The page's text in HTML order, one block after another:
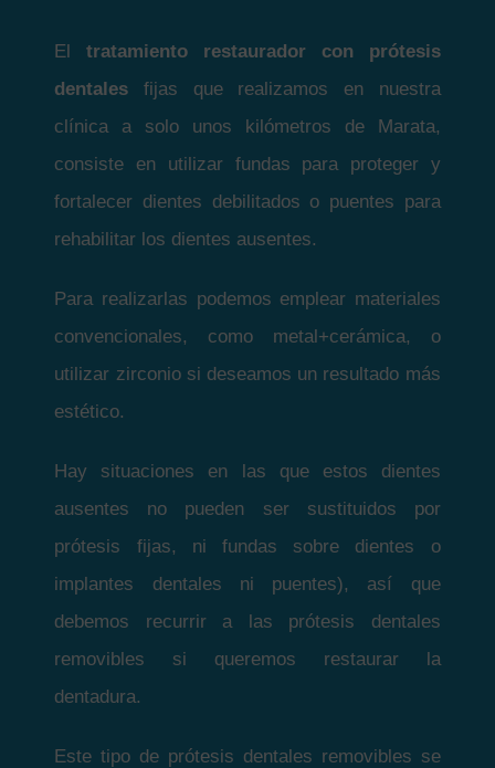
Eltratamiento restaurador con prótesis
dentales fijas que realizamos en nuestra
clínica a solo unos kilómetros de Marata,
consiste en utilizar fundas para proteger y
fortalecer dientes debilitados o puentes para
rehabilitar los dientes ausentes.
Para realizarlas podemos emplear materiales
convencionales, como metal+cerámica, o
utilizar zirconio si deseamos un resultado más
estético.
Hay situaciones en las que estos dientes
ausentes no pueden ser sustituidos por
prótesis fijas, ni fundas sobre dientes o
implantes dentales ni puentes), así que
debemos recurrir a las prótesis dentales
removibles si queremos restaurar la
dentadura.
Este tipo de prótesis dentales removibles se